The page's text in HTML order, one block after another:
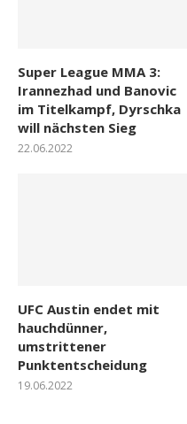
Super League MMA 3:
Irannezhad und Banovic
im Titelkampf, Dyrschka
will nächsten Sieg
22.06.2022
UFC Austin endet mit
hauchdünner,
umstrittener
Punktentscheidung
19.06.2022